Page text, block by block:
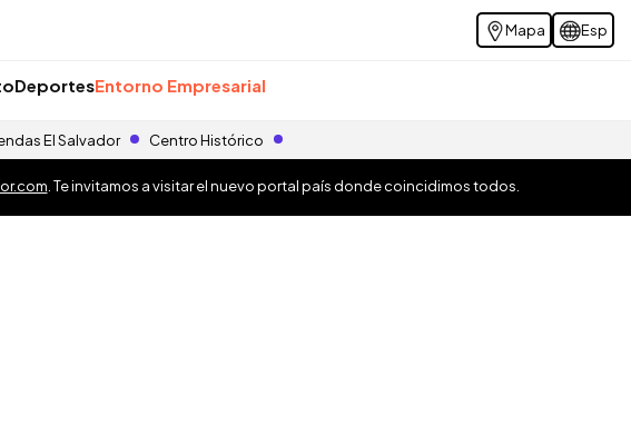
Mapa Esp
DeportesEntorno Empresarial
El Salvador Centro Histórico
. Te invitamos a visitar el nuevo portal país donde coincidimos todos.